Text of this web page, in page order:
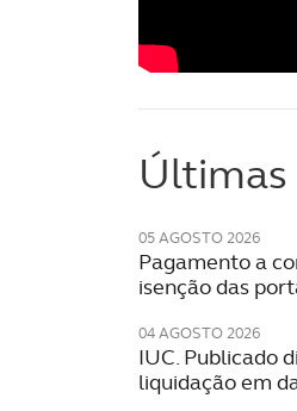
Últimas
05 AGOSTO 2026
Pagamento a
isenção das
04 AGOSTO 2026
IUC. Publicado
liquidação em